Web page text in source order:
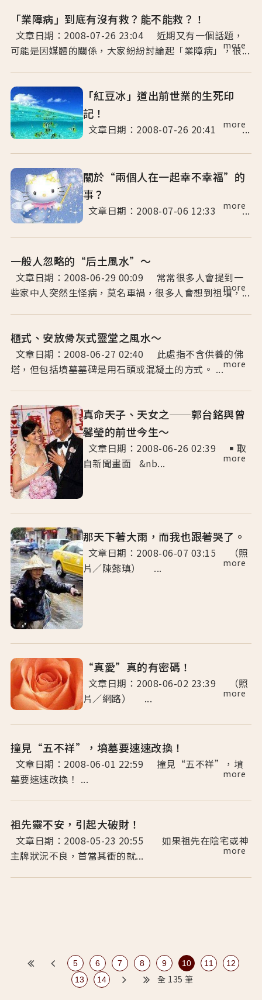
「業障病」到底有沒有救？能不能救？！
文章日期：2008-07-26 23:04 近期又有一個話題，
可能是因媒體的關係，大家紛紛討論起「業障病」，很...
more
「紅豆冰」道出前世業的生死印
記！
文章日期：2008-07-26 20:41 ...
more
關於“兩個人在一起幸不幸福”的
事？
文章日期：2008-07-06 12:33 ...
more
一般人忽略的“后土風水”～
文章日期：2008-06-29 00:09 常常很多人會提到一
些家中人突然生怪病，莫名車禍，很多人會想到祖墳，...
more
櫃式、安放骨灰式靈堂之風水～
文章日期：2008-06-27 02:40 此處指不含供養的佛
塔，但包括墳墓墓碑是用石頭或混凝土的方式。 ...more
真命天子、天女之──郭台銘與曾
馨瑩的前世今生～
文章日期：2008-06-26 02:39 ￭ 取
自新聞畫面 &nb...
more
那天下著大雨，而我也跟著哭了。
文章日期：2008-06-07 03:15 （照
片／陳懿瑱） ...
more
“真愛”真的有密碼！
文章日期：2008-06-02 23:39 （照
片／網路） ...
more
撞見“五不祥”，墳墓要速速改換！
文章日期：2008-06-01 22:59 撞見“五不祥”，墳
墓要速速改換！ ...
more
祖先靈不安，引起大破財！
文章日期：2008-05-23 20:55 如果祖先在陰宅或神
主牌狀況不良，首當其衝的就...
more
5 6 7 8 9 10 11
12
13
14 全 135 筆